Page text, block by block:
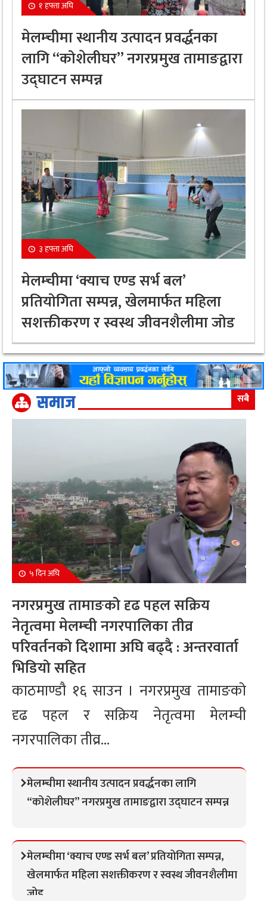
१ हफ्ता अघि
मेलम्चीमा स्थानीय उत्पादन प्रवर्द्धनका
लागि “कोशेलीघर” नगरप्रमुख तामाङद्वारा
उद्घाटन सम्पन्न
३ हफ्ता अघि
मेलम्चीमा ‘क्याच एण्ड सर्भ बल’
प्रतियोगिता सम्पन्न, खेलमार्फत महिला
सशक्तीकरण र स्वस्थ जीवनशैलीमा जोड
समाज सबै
५ दिन अघि
नगरप्रमुख तामाङको दृढ पहल सक्रिय
नेतृत्वमा मेलम्ची नगरपालिका तीव्र
परिवर्तनको दिशामा अघि बढ्दै : अन्तरवार्ता
भिडियो सहित
काठमाण्डौ १६ साउन । नगरप्रमुख तामाङको
दृढ पहल र सक्रिय नेतृत्वमा मेलम्ची
नगरपालिका तीव्र...
मेलम्चीमा स्थानीय उत्पादन प्रवर्द्धनका लागि
“कोशेलीघर” नगरप्रमुख तामाङद्वारा उद्घाटन सम्पन्न
मेलम्चीमा ‘क्याच एण्ड सर्भ बल’ प्रतियोगिता सम्पन्न,
खेलमार्फत महिला सशक्तीकरण र स्वस्थ जीवनशैलीमा
जोड